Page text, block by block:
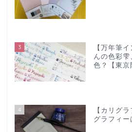
3
【万年筆
んの色彩
色？【東京
4
【カリグ
グラフィ